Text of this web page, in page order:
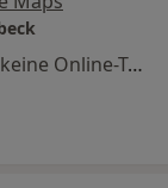
Dieser Arzt bzw. diese Ärztin bietet keine Online-Terminbuchung an diesem Standort an.